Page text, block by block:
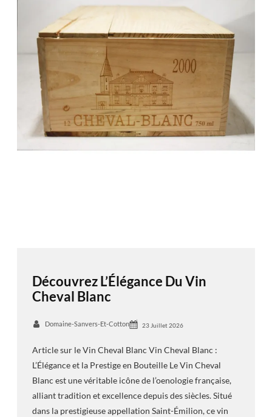
Découvrez L’Élégance Du Vin
Cheval Blanc
Domaine-Sanvers-Et-Cotton 23 Juillet 2026
Article sur le Vin Cheval Blanc Vin Cheval Blanc :
L’Élégance et la Prestige en Bouteille Le Vin Cheval
Blanc est une véritable icône de l’oenologie française,
alliant tradition et excellence depuis des siècles. Situé
dans la prestigieuse appellation Saint-Émilion, ce vin